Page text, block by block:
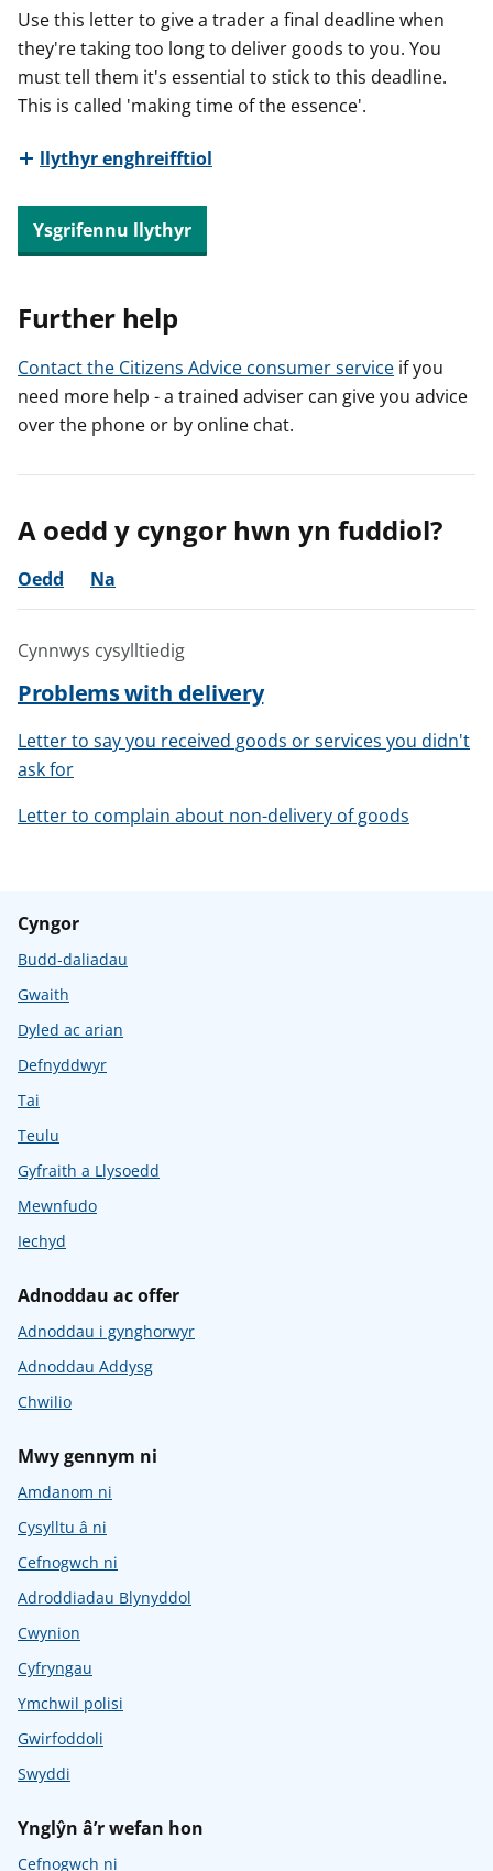
e
l
e
r
y
g
o
r
r
g
y
e
l
e
g
o
r
y
f
e
l
e
r
y
f
e
Use this letter to give a trader a final deadline when
they're taking too long to deliver goods to you. You
must tell them it's essential to stick to this deadline.
This is called 'making time of the essence'.
llythyr enghreifftiol
Ysgrifennu llythyr
Further help
Contact the Citizens Advice consumer service if you
need more help - a trained adviser can give you advice
over the phone or by online chat.
A oedd y cyngor hwn yn fuddiol?
Oedd Na
Cynnwys cysylltiedig
Problems with delivery
Letter to say you received goods or services you didn't
ask for
Letter to complain about non-delivery of goods
Cyngor
Budd-daliadau
Gwaith
Dyled ac arian
Defnyddwyr
Tai
Teulu
Gyfraith a Llysoedd
Mewnfudo
Iechyd
Adnoddau ac offer
Adnoddau i gynghorwyr
Adnoddau Addysg
Chwilio
Mwy gennym ni
Amdanom ni
Cysylltu â ni
Cefnogwch ni
Adroddiadau Blynyddol
Cwynion
Cyfryngau
Ymchwil polisi
Gwirfoddoli
Swyddi
Ynglŷn â’r wefan hon
Cefnogwch ni